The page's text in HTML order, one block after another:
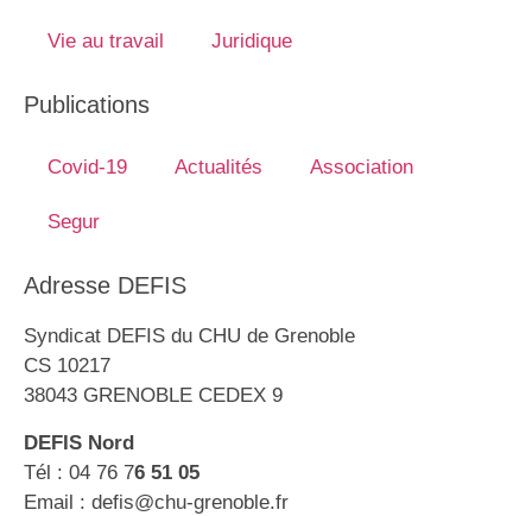
Vie au travail Juridique
Publications
Covid-19 Actualités Association
Segur
Adresse DEFIS
Syndicat DEFIS du CHU de Grenoble
CS 10217
38043 GRENOBLE CEDEX 9
DEFIS Nord
Tél : 04 76 76 51 05
Email : defis@chu-grenoble.fr